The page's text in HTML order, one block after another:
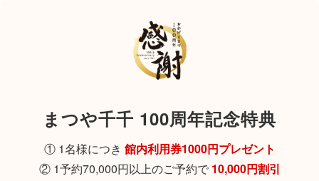
まつや千千 100周年記念特典
① 1名様につき 館内利用券1000円プレゼント
② 1予約70,000円以上のご予約で 10,000円割引